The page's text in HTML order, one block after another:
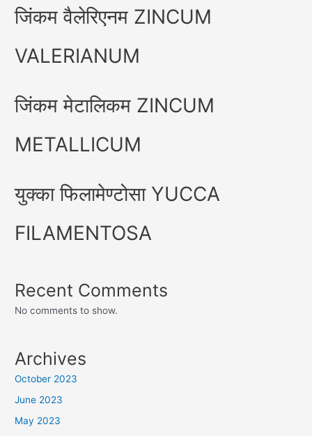
जिंकम वैलेरिएनम ZINCUM
VALERIANUM
जिंकम मेटालिकम ZINCUM
METALLICUM
युक्का फिलामेण्टोसा YUCCA
FILAMENTOSA
Recent Comments
No comments to show.
Archives
October 2023
June 2023
May 2023